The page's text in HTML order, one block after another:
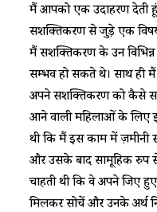
मैं आपको एक उदाहरण देती
सशक्तिकरण से जुड़े एक विषय
मैं सशक्तिकरण के उन विभिन्न
सम्भव हो सकते थे। साथ ही मैं
अपने सशक्तिकरण को कैसे
आने वाली महिलाओं के लिए
थी कि मैं इस काम में ज़मीनी
और उसके बाद सामूहिक रुप से
चाहती थी कि वे अपने जिए
मिलकर सोचें और उनके अर्थ